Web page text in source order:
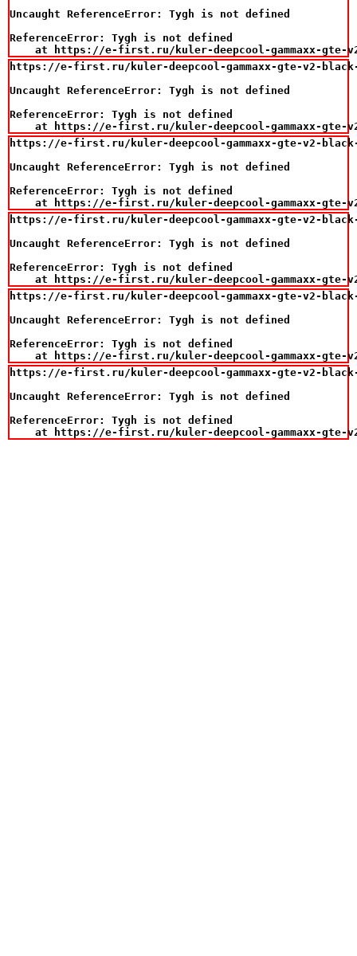
Uncaught ReferenceError: Tygh is not defined
ReferenceError: Tygh is not defined
at https://e-first.ru/kuler-deepcool-gammaxx-
https://e-first.ru/kuler-deepcool-gammaxx-gte-v2-black-
Uncaught ReferenceError: Tygh is not defined
ReferenceError: Tygh is not defined
at https://e-first.ru/kuler-deepcool-gammaxx-
https://e-first.ru/kuler-deepcool-gammaxx-gte-v2-black-
Uncaught ReferenceError: Tygh is not defined
ReferenceError: Tygh is not defined
at https://e-first.ru/kuler-deepcool-gammaxx-
https://e-first.ru/kuler-deepcool-gammaxx-gte-v2-black-
Uncaught ReferenceError: Tygh is not defined
ReferenceError: Tygh is not defined
at https://e-first.ru/kuler-deepcool-gammaxx-
https://e-first.ru/kuler-deepcool-gammaxx-gte-v2-black-
Uncaught ReferenceError: Tygh is not defined
ReferenceError: Tygh is not defined
at https://e-first.ru/kuler-deepcool-gammaxx-
https://e-first.ru/kuler-deepcool-gammaxx-gte-v2-black-
Uncaught ReferenceError: Tygh is not defined
ReferenceError: Tygh is not defined
at https://e-first.ru/kuler-deepcool-gammaxx-